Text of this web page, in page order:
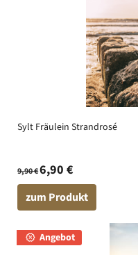
Sylt Fräulein Strandrosé
9,90 €6,90 €
zum Produkt
Angebot